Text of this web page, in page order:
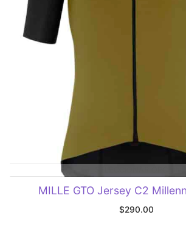
MILLE GTO Jersey C2
$290.00